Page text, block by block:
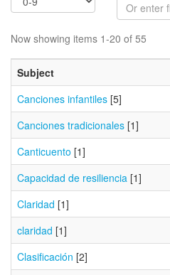
Now showing items 1-20 of 55
Subject
Canciones infantiles [5]
Canciones tradicionales [1]
Canticuento [1]
Capacidad de resiliencia [1]
Claridad [1]
claridad [1]
Clasificación [2]